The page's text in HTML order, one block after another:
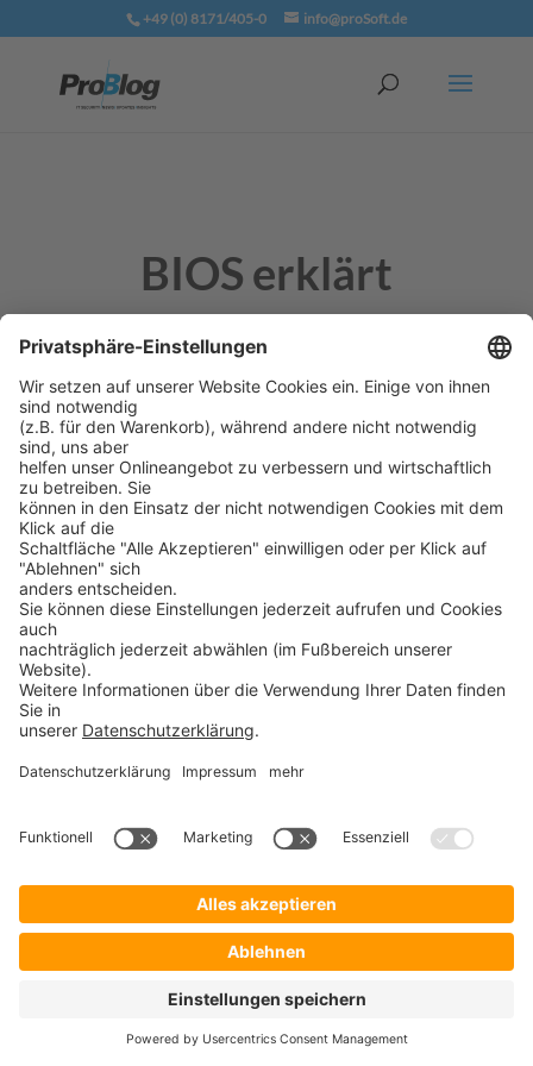
+49 (0) 8171/405-0 info@proSoft.de
BIOS erklärt
BIOS bedeutet „Basic Input/Output System“, also
„grundlegendes Ein- und Ausgabeprogramm“. Es
befindet sich in einem Speicherbaustein direkt auf
der Hauptplatine des Computers und wird direkt
nach dem Start geladen und ausgeführt.